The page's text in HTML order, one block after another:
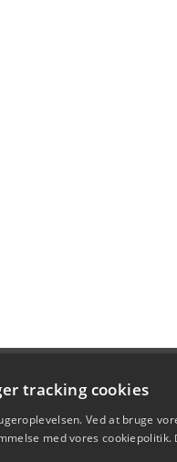
tracking cookies
Ved at bruge
med vores cookiepolitik.